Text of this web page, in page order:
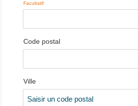
Facultatif
Code postal
Ville